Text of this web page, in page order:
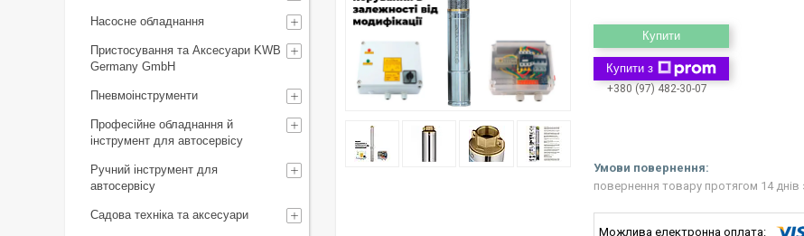
Купити
Купити з
+380 (97) 482-30-07
повернення товару протягом 14 днів
Насосне обладнання
Пристосування та Аксесуари KWB
Germany GmbH
Пневмоінструменти
Професійне обладнання й
інструмент для автосервісу
Ручний інструмент для
автосервісу
Садова техніка та аксесуари